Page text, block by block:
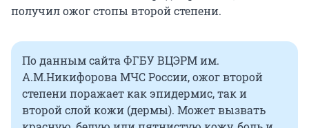
получил ожог стопы второй степени.
По данным сайта ФГБУ ВЦЭРМ им.
А.М.Никифорова МЧС России, ожог второй
степени поражает как эпидермис, так и
второй слой кожи (дермы). Может вызвать